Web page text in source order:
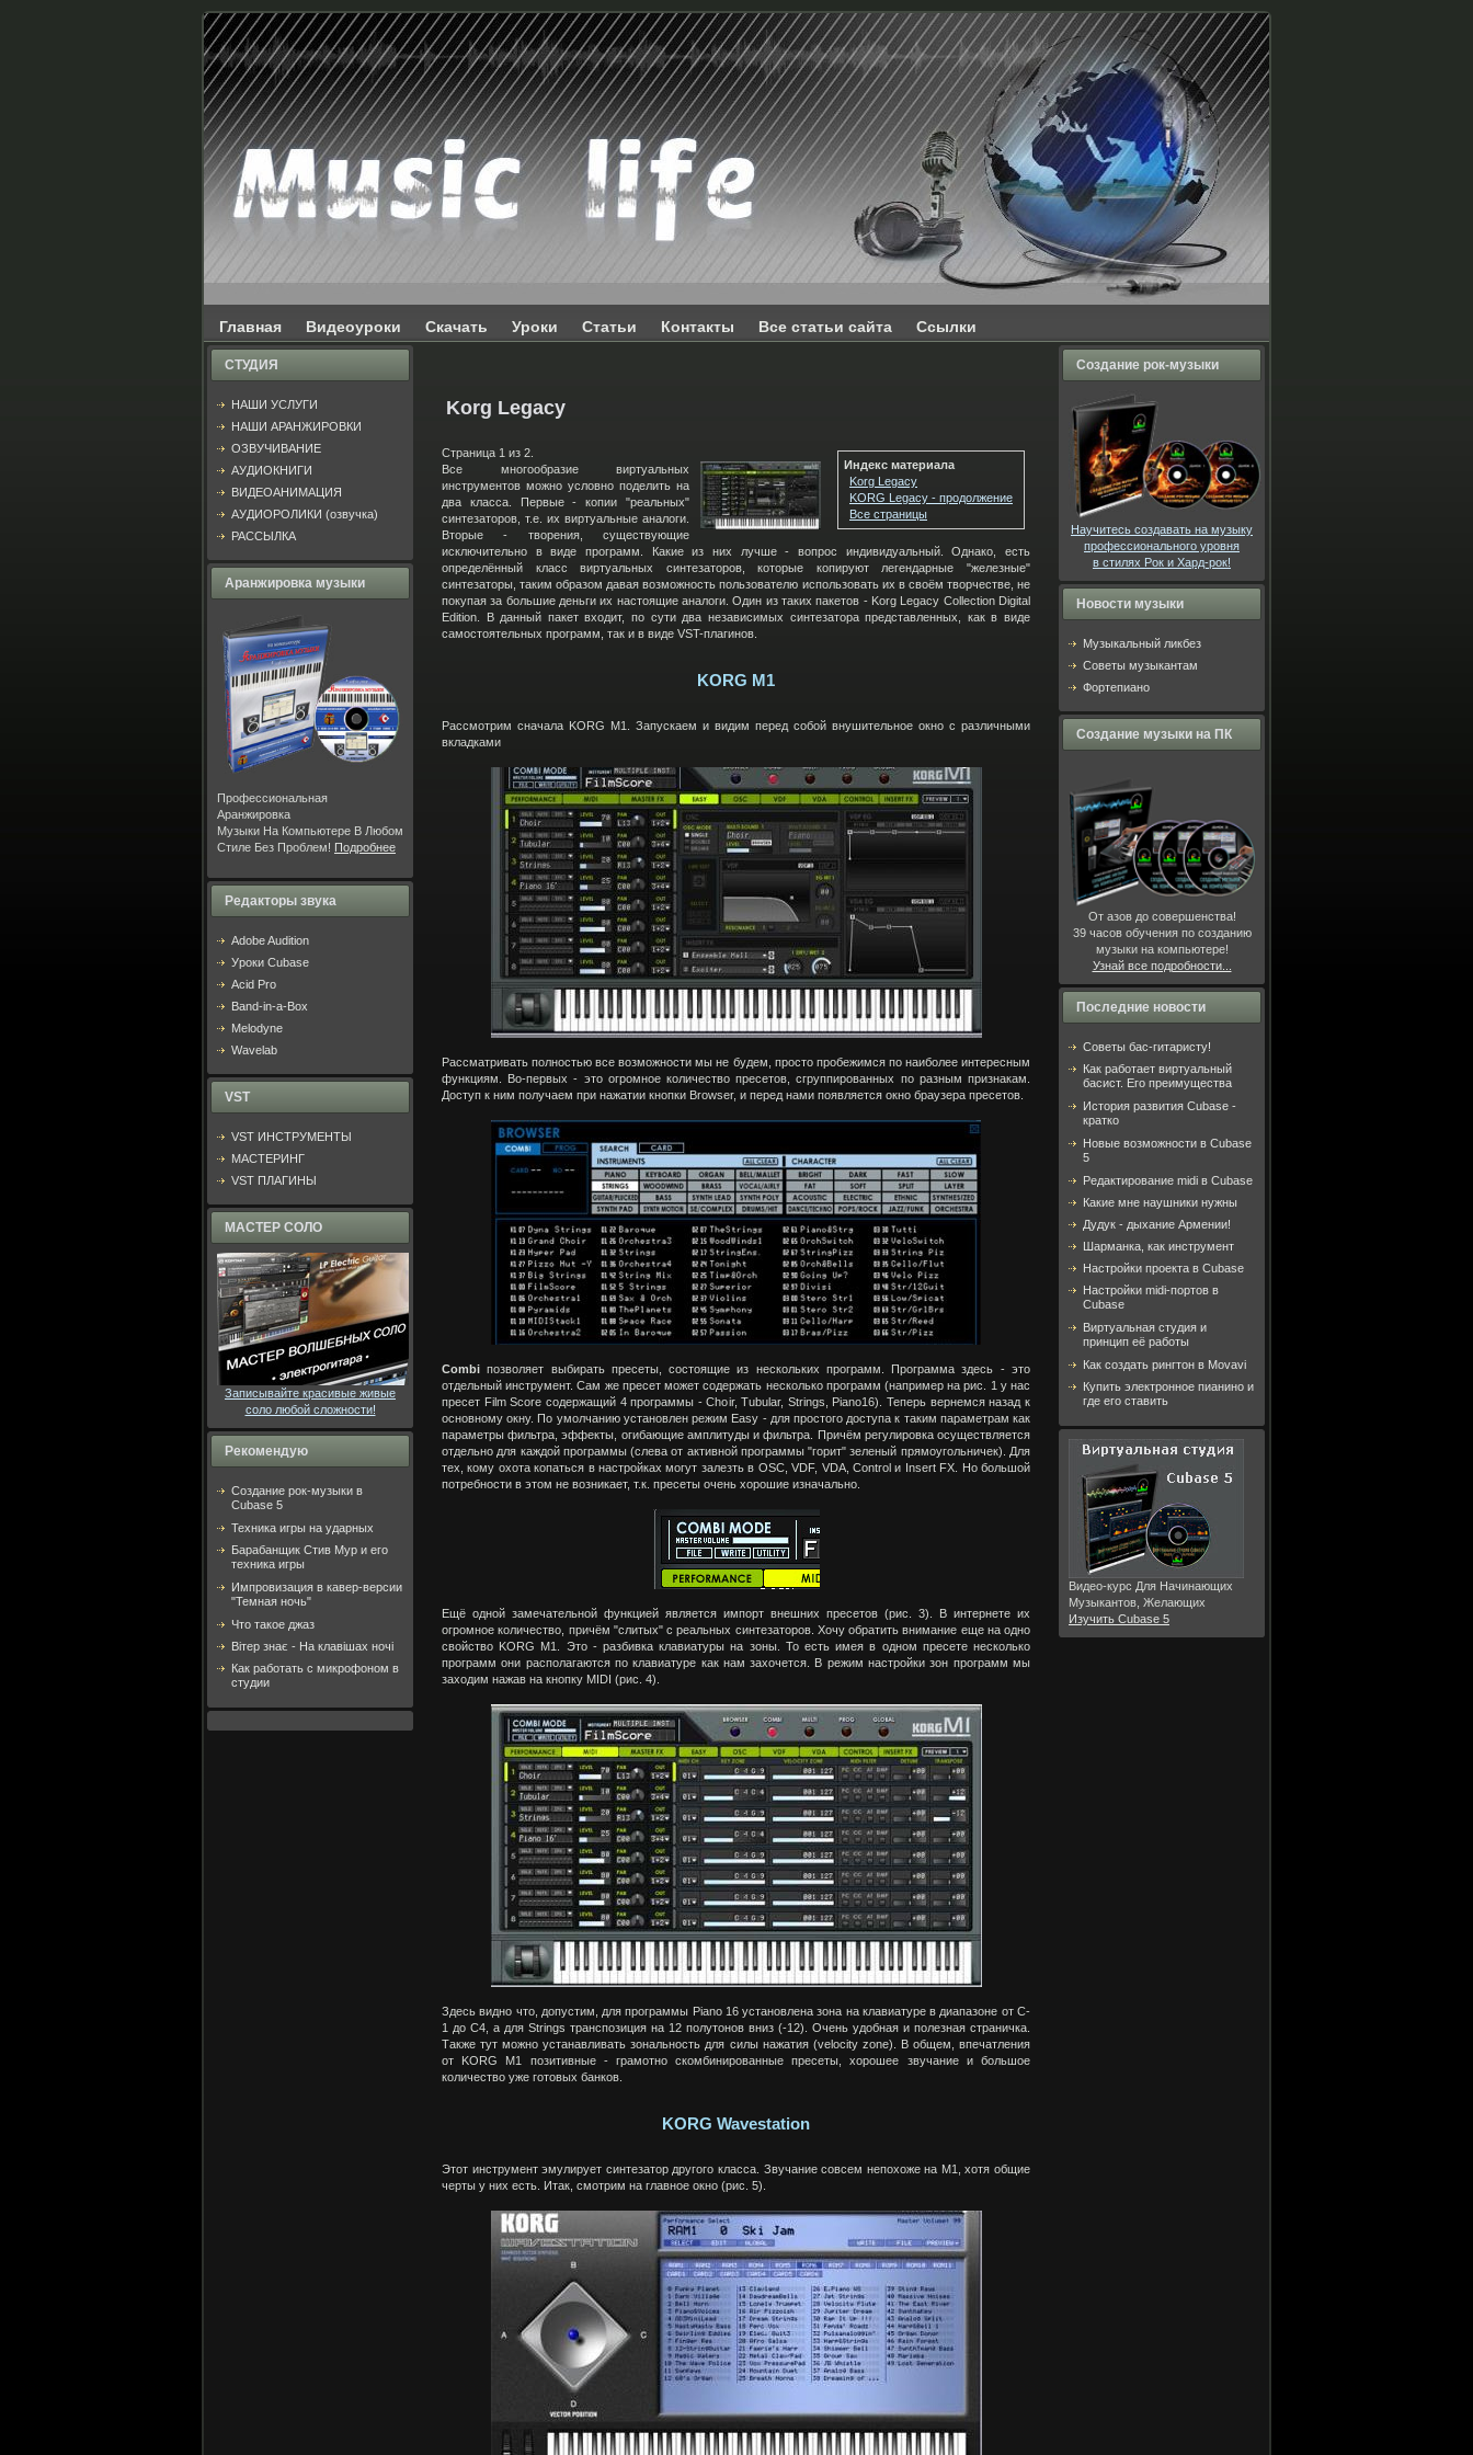
Главная Видеоуроки Скачать Уроки Статьи Контакты Все статьи сайта Ссылки
СТУДИЯ
НАШИ УСЛУГИ
НАШИ АРАНЖИРОВКИ
ОЗВУЧИВАНИЕ
АУДИОКНИГИ
ВИДЕОАНИМАЦИЯ
АУДИОРОЛИКИ (озвучка)
РАССЫЛКА
Аранжировка музыки
Профессиональная
Аранжировка
Музыки На Компьютере В Любом
Стиле Без Проблем! Подробнее
Редакторы звука
Adobe Audition
Уроки Cubase
Acid Pro
Band-in-a-Box
Melodyne
Wavelab
VST
VST ИНСТРУМЕНТЫ
МАСТЕРИНГ
VST ПЛАГИНЫ
МАСТЕР СОЛО
Записывайте красивые живые
соло любой сложности!
Рекомендую
Создание рок-музыки в
Cubase 5
Техника игры на ударных
Барабанщик Стив Мур и его
техника игры
Импровизация в кавер-версии
"Темная ночь"
Что такое джаз
Вітер знає - На клавішах ночі
Как работать с микрофоном в
студии
Korg Legacy
Индекс материала
Korg Legacy
KORG Legacy - продолжение
Все страницы
Страница 1 из 2.
Все многообразие виртуальных
инструментов можно условно поделить на
два класса. Первые - копии "реальных"
синтезаторов, т.е. их виртуальные аналоги.
Вторые - творения, существующие
исключительно в виде программ. Какие из них лучше - вопрос индивидуальный. Однако, есть
определённый класс виртуальных синтезаторов, которые копируют легендарные "железные"
синтезаторы, таким образом давая возможность пользователю использовать их в своём творчестве, не
покупая за большие деньги их настоящие аналоги. Один из таких пакетов - Korg Legacy Collection Digital
Edition. В данный пакет входит, по сути два независимых синтезатора представленных, как в виде
самостоятельных программ, так и в виде VST-плагинов.
KORG M1
Рассмотрим сначала KORG М1. Запускаем и видим перед собой внушительное окно с различными
вкладками
Рассматривать полностью все возможности мы не будем, просто пробежимся по наиболее интересным
функциям. Во-первых - это огромное количество пресетов, сгруппированных по разным признакам.
Доступ к ним получаем при нажатии кнопки Browser, и перед нами появляется окно браузера пресетов.
Combi позволяет выбирать пресеты, состоящие из нескольких программ. Программа здесь - это
отдельный инструмент. Сам же пресет может содержать несколько программ (например на рис. 1 у нас
пресет Film Score содержащий 4 программы - Choir, Tubular, Strings, Piano16). Теперь вернемся назад к
основному окну. По умолчанию установлен режим Easy - для простого доступа к таким параметрам как
параметры фильтра, эффекты, огибающие амплитуды и фильтра. Причём регулировка осуществляется
отдельно для каждой программы (слева от активной программы "горит" зеленый прямоугольничек). Для
тех, кому охота копаться в настройках могут залезть в OSC, VDF, VDA, Control и Insert FX. Но большой
потребности в этом не возникает, т.к. пресеты очень хорошие изначально.
Ещё одной замечательной функцией является импорт внешних пресетов (рис. 3). В интернете их
огромное количество, причём "слитых" с реальных синтезаторов. Хочу обратить внимание еще на одно
свойство KORG М1. Это - разбивка клавиатуры на зоны. То есть имея в одном пресете несколько
программ они располагаются по клавиатуре как нам захочется. В режим настройки зон программ мы
заходим нажав на кнопку MIDI (рис. 4).
Здесь видно что, допустим, для программы Piano 16 установлена зона на клавиатуре в диапазоне от C-
1 до C4, а для Strings транспозиция на 12 полутонов вниз (-12). Очень удобная и полезная страничка.
Также тут можно устанавливать зональность для силы нажатия (velocity zone). В общем, впечатления
от KORG М1 позитивные - грамотно скомбинированные пресеты, хорошее звучание и большое
количество уже готовых банков.
KORG Wavestation
Этот инструмент эмулирует синтезатор другого класса. Звучание совсем непохоже на М1, хотя общие
черты у них есть. Итак, смотрим на главное окно (рис. 5).
Создание рок-музыки
Научитесь создавать на музыку
профессионального уровня
в стилях Рок и Хард-рок!
Новости музыки
Музыкальный ликбез
Советы музыкантам
Фортепиано
Создание музыки на ПК
От азов до совершенства!
39 часов обучения по созданию
музыки на компьютере!
Узнай все подробности...
Последние новости
Советы бас-гитаристу!
Как работает виртуальный
басист. Его преимущества
История развития Cubase -
кратко
Новые возможности в Cubase
5
Редактирование midi в Cubase
Какие мне наушники нужны
Дудук - дыхание Армении!
Шарманка, как инструмент
Настройки проекта в Cubase
Настройки midi-портов в
Cubase
Виртуальная студия и
принцип её работы
Как создать рингтон в Movavi
Купить электронное пианино и
где его ставить
Видео-курс Для Начинающих
Музыкантов, Желающих
Изучить Cubase 5